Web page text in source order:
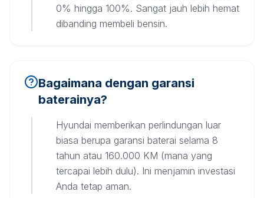
0% hingga 100%. Sangat jauh lebih hemat
dibanding membeli bensin.
Bagaimana dengan garansi
baterainya?
Hyundai memberikan perlindungan luar
biasa berupa garansi baterai selama 8
tahun atau 160.000 KM (mana yang
tercapai lebih dulu). Ini menjamin investasi
Anda tetap aman.